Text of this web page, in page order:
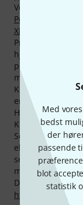
Med
bedst
der
passende
blot
statistik
Vores
Power Supply
.
XD
- denne vare
Produkter fra
hjemmeside. I
produkter fra
måned.
Kendte
er bl.a.
Hammer, Adam
Knowles, Linkin
Selvfølgelig har
eksklusive 30-
service som
meget mere.
Du kan finde
http://www.korg.de